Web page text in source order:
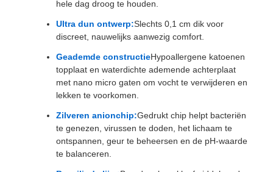
hele dag droog te houden.
Ultra dun ontwerp:Slechts 0,1 cm dik voor
discreet, nauwelijks aanwezig comfort.
Geademde constructieHypoallergene katoenen
topplaat en waterdichte ademende achterplaat
met nano micro gaten om vocht te verwijderen en
lekken te voorkomen.
Zilveren anionchip:Gedrukt chip helpt bacteriën
te genezen, virussen te doden, het lichaam te
ontspannen, geur te beheersen en de pH-waarde
te balanceren.